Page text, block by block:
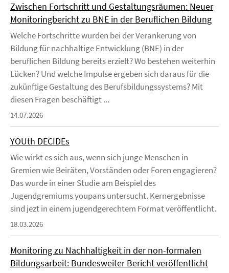
Zwischen Fortschritt und Gestaltungsräumen: Neuer
Monitoringbericht zu BNE in der Beruflichen Bildung
Welche Fortschritte wurden bei der Verankerung von
Bildung für nachhaltige Entwicklung (BNE) in der
beruflichen Bildung bereits erzielt? Wo bestehen weiterhin
Lücken? Und welche Impulse ergeben sich daraus für die
zukünftige Gestaltung des Berufsbildungssystems? Mit
diesen Fragen beschäftigt ...
14.07.2026
YOUth DECIDEs
Wie wirkt es sich aus, wenn sich junge Menschen in
Gremien wie Beiräten, Vorständen oder Foren engagieren?
Das wurde in einer Studie am Beispiel des
Jugendgremiums youpans untersucht. Kernergebnisse
sind jezt in einem jugendgerechtem Format veröffentlicht.
18.03.2026
Monitoring zu Nachhaltigkeit in der non-formalen
Bildungsarbeit: Bundesweiter Bericht veröffentlicht